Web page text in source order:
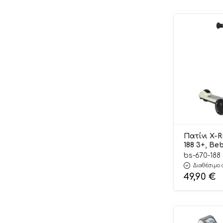
Πατίνι X-
188 3+,
bs-670-188
Διαθέσιμο
49,90 €